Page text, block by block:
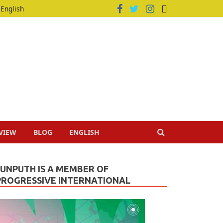
English
BLOG ENGLISH
IS A MEMBER OF
INTERNATIONAL